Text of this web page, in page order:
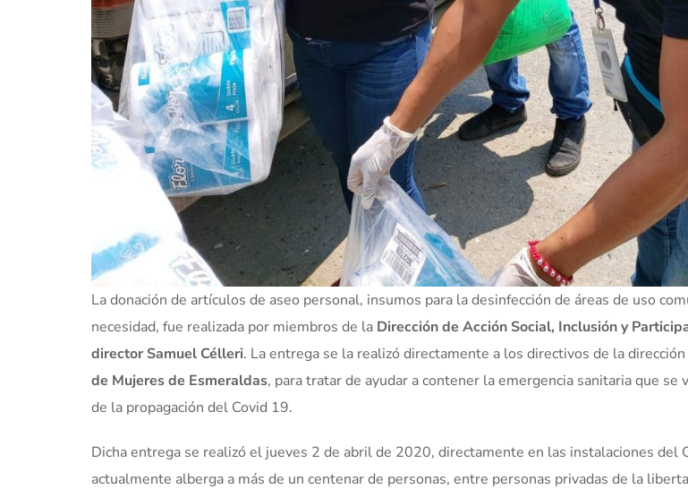
La donación de artículos de aseo personal, insumos para la desinfección de áreas de uso
necesidad, fue realizada por miembros de la Dirección de Acción Social, Inclusión y
director Samuel Célleri. La entrega se la realizó directamente a los directivos de la
de Mujeres de Esmeraldas, para tratar de ayudar a contener la emergencia sanitaria que se
de la propagación del Covid 19.
Dicha entrega se realizó el jueves 2 de abril de 2020, directamente en las instalaciones del
actualmente alberga a más de un centenar de personas, entre personas privadas de la